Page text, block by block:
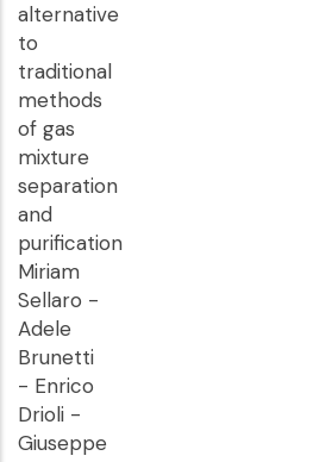
alternative
to
traditional
methods
of gas
mixture
separation
and
purification
Miriam
Sellaro -
Adele
Brunetti
- Enrico
Drioli -
Giuseppe